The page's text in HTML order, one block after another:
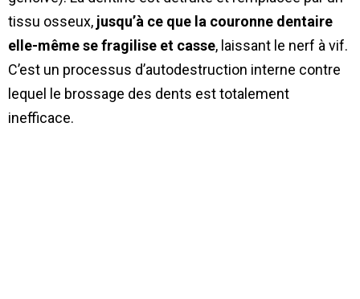
tissu osseux, jusqu’à ce que la couronne dentaire
elle-même se fragilise et casse, laissant le nerf à vif.
C’est un processus d’autodestruction interne contre
lequel le brossage des dents est totalement
inefficace.